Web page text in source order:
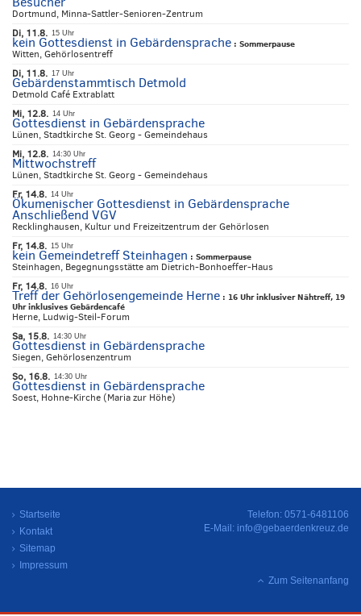
Dortmund, Minna-Sattler-Senioren-Zentrum
Di, 11.8. 15 Uhr
kein Gottesdienst in Gebärdensprache : Sommerpause
Witten, Gehörlosentreff
Di, 11.8. 17 Uhr
Gebärdenstammtisch Detmold
Detmold Café Extrablatt
Mi, 12.8. 14 Uhr
Gottesdienst in Gebärdensprache
Lünen, Stadtkirche St. Georg - Gemeindehaus
Mi, 12.8. 14:30 Uhr
Mittwochstreff
Lünen, Stadtkirche St. Georg - Gemeindehaus
Fr, 14.8. 14 Uhr
Ökumenischer Gottesdienst in Gebärdensprache
Anschließend VGV
Recklinghausen, Kultur und Freizeitzentrum der Gehörlosen
Fr, 14.8. 15 Uhr
kein Gemeindetreff Steinhagen : Sommerpause
Steinhagen, Begegnungsstätte am Dietrich-Bonhoeffer-Haus
Fr, 14.8. 16 Uhr
Treff der Gehörlosengemeinde Herne : 16 Uhr inklusiver Nähtreff, 19
Uhr inklusives Gebärdencafé
Herne, Ludwig-Steil-Forum
Sa, 15.8. 14:30 Uhr
Gottesdienst in Gebärdensprache
Siegen, Gehörlosenzentrum
So, 16.8. 14:30 Uhr
Gottesdienst in Gebärdensprache
Soest, Hohne-Kirche (Maria zur Höhe)
Startseite
Kontakt
Sitemap
Impressum
Telefon: 0571-6481106
E-Mail: info@gebaerdenkreuz.de
Zum Seitenanfang